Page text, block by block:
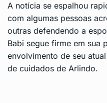
A notícia se espalhou
com algumas pessoas
outras defendendo a
Babi segue firme em sua
envolvimento de seu
de cuidados de Arlindo.